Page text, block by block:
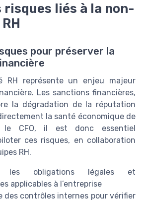
risques liés à la non-
pour préserver la
RH représente un enjeu majeur
Les sanctions financières,
la dégradation de la réputation
la santé économique de
le CFO, il est donc essentiel
ces risques, en collaboration
RH.
les obligations légales et
applicables à l’entreprise
des contrôles internes pour vérifier